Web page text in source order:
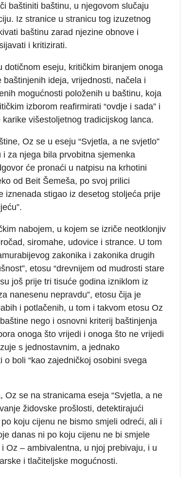
baštiniti baštinu, u njegovom slučaju
Iz stranice u stranicu tog izuzetnog
baštinu zarad njezine obnove i
i kritizirati.
eseju, kritičkim biranjem onoga
ideja, vrijednosti, načela i
mogućnosti položenih u baštinu, koja
izborom reafirmirati “ovdje i sada” i
višestoljetnog tradicijskog lanca.
Oz se u eseju “Svjetla, a ne svjetlo”
za njega bila prvobitna sjemenka
će pronaći u natpisu na krhotini
od Beit Šemeša, po svoj prilici
iznenada stigao iz desetog stoljeća prije
nabojem, u kojem se izriče neotklonjiv
siromahe, udovice i strance. U tom
zakonika i zakonika drugih
etosu “drevnijem od mudrosti stare
još prije tri tisuće godina izniklom iz
nanesenu nepravdu”, etosu čija je
i potlačenih, u tom i takvom etosu Oz
nego i osnovni kriterij baštinjenja
onoga što vrijedi i onoga što ne vrijedi
s jednostavnim, a jednako
boli “kao zajedničkoj osobini svega
se na stranicama eseja “Svjetla, a ne
židovske prošlosti, detektirajući
koju cijenu ne bismo smjeli odreći, ali i
danas ni po koju cijenu ne bi smjele
Oz – ambivalentna, u njoj prebivaju, i u
i tlačiteljske mogućnosti.